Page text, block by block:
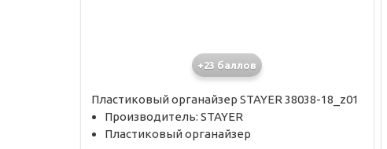
+23 баллов
Пластиковый органайзер STAYER 38038-18_z01
Производитель: STAYER
Пластиковый органайзер